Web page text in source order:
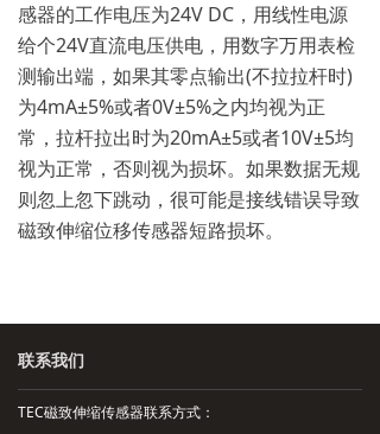
感器的工作电压为24V DC，用线性电源
给个24V直流电压供电，用数字万用表检
测输出端，如果其零点输出(不拉拉杆时)
为4mA±5%或者0V±5%之内均视为正
常，拉杆拉出时为20mA±5或者10V±5均
视为正常，否则视为损坏。如果数据无规
则忽上忽下跳动，很可能是接线错误导致
磁致伸缩位移传感器短路损坏。
联系我们
TEC磁致伸缩传感器联系方式：